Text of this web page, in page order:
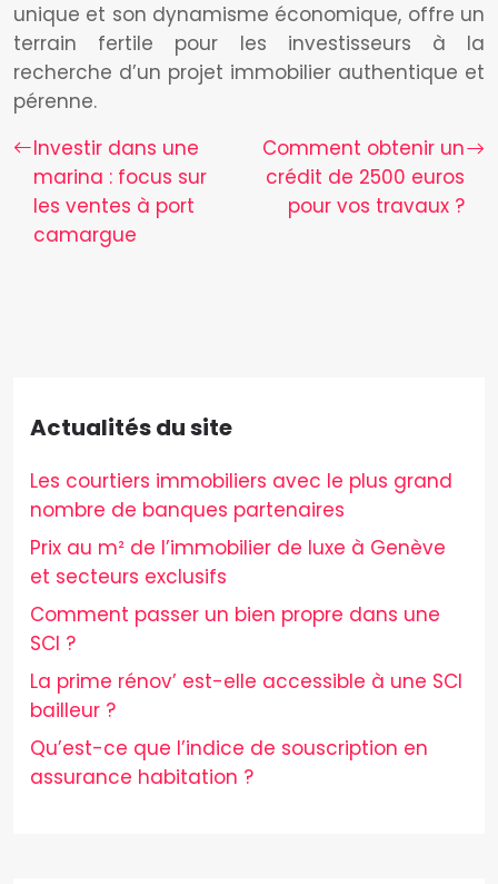
unique et son dynamisme économique, offre un
terrain fertile pour les investisseurs à la
recherche d’un projet immobilier authentique et
pérenne.
Investir dans une
marina : focus sur
les ventes à port
camargue
Comment obtenir un
crédit de 2500 euros
pour vos travaux ?
Actualités du site
Les courtiers immobiliers avec le plus grand
nombre de banques partenaires
Prix au m² de l’immobilier de luxe à Genève
et secteurs exclusifs
Comment passer un bien propre dans une
SCI ?
La prime rénov’ est-elle accessible à une SCI
bailleur ?
Qu’est-ce que l’indice de souscription en
assurance habitation ?